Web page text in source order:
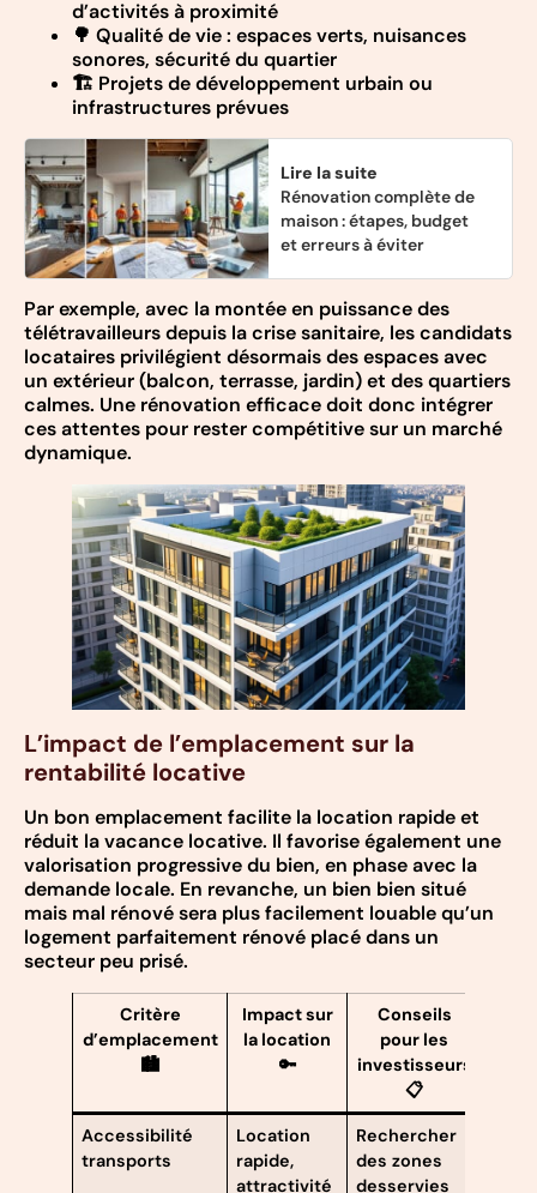
d’activités à proximité
🌳 Qualité de vie : espaces verts, nuisances
sonores, sécurité du quartier
🏗️ Projets de développement urbain ou
infrastructures prévues
Lire la suite
Rénovation complète de
maison : étapes, budget
et erreurs à éviter
Par exemple, avec la montée en puissance des
télétravailleurs depuis la crise sanitaire, les candidats
locataires privilégient désormais des espaces avec
un extérieur (balcon, terrasse, jardin) et des quartiers
calmes. Une rénovation efficace doit donc intégrer
ces attentes pour rester compétitive sur un marché
dynamique.
L’impact de l’emplacement sur la
rentabilité locative
Un bon emplacement facilite la location rapide et
réduit la vacance locative. Il favorise également une
valorisation progressive du bien, en phase avec la
demande locale. En revanche, un bien bien situé
mais mal rénové sera plus facilement louable qu’un
logement parfaitement rénové placé dans un
secteur peu prisé.
Critère
d’emplacement
🏙️
Impact sur
la location
🔑
Conseils
pour les
investisseurs
📋
Accessibilité
transports
Location
rapide,
attractivité
Rechercher
des zones
desservies